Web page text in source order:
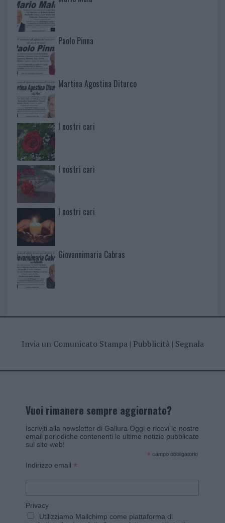
Paolo Pinna
Martina Agostina Diturco
I nostri cari
I nostri cari
I nostri cari
Giovannimaria Cabras
Invia un Comunicato Stampa| Pubblicità| Segnala
Vuoi rimanere sempre aggiornato?
Iscriviti alla newsletter di Gallura Oggi e ricevi le nostre
email periodiche contenenti le ultime notizie pubblicate
sul sito web!
* campo obbligatorio
Indirizzo email *
Privacy
Utilizziamo Mailchimp come piattaforma di